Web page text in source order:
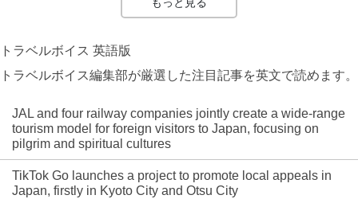
もっと見る
トラベルボイス 英語版
トラベルボイス編集部が厳選した注目記事を英文で読めます。
JAL and four railway companies jointly create a wide-range
tourism model for foreign visitors to Japan, focusing on
pilgrim and spiritual cultures
TikTok Go launches a project to promote local appeals in
Japan, firstly in Kyoto City and Otsu City